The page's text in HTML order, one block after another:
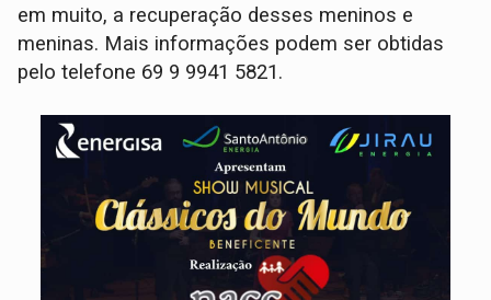
em muito, a recuperação desses meninos e
meninas. Mais informações podem ser obtidas
pelo telefone 69 9 9941 5821.